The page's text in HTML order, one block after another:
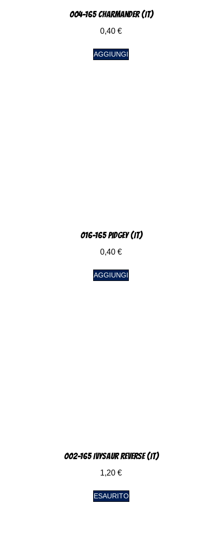
004-165 Charmander (IT)
0,40 €
AGGIUNGI
016-165 Pidgey (IT)
0,40 €
AGGIUNGI
002-165 Ivysaur Reverse (IT)
1,20 €
ESAURITO